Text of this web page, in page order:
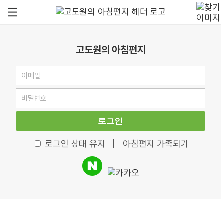
고도원의 아침편지
로그인
로그인 상태 유지 아침편지 가족되기